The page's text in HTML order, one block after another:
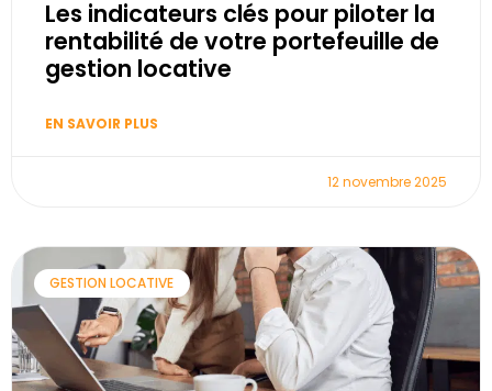
Les indicateurs clés pour piloter la
rentabilité de votre portefeuille de
gestion locative
EN SAVOIR PLUS
12 novembre 2025
GESTION LOCATIVE